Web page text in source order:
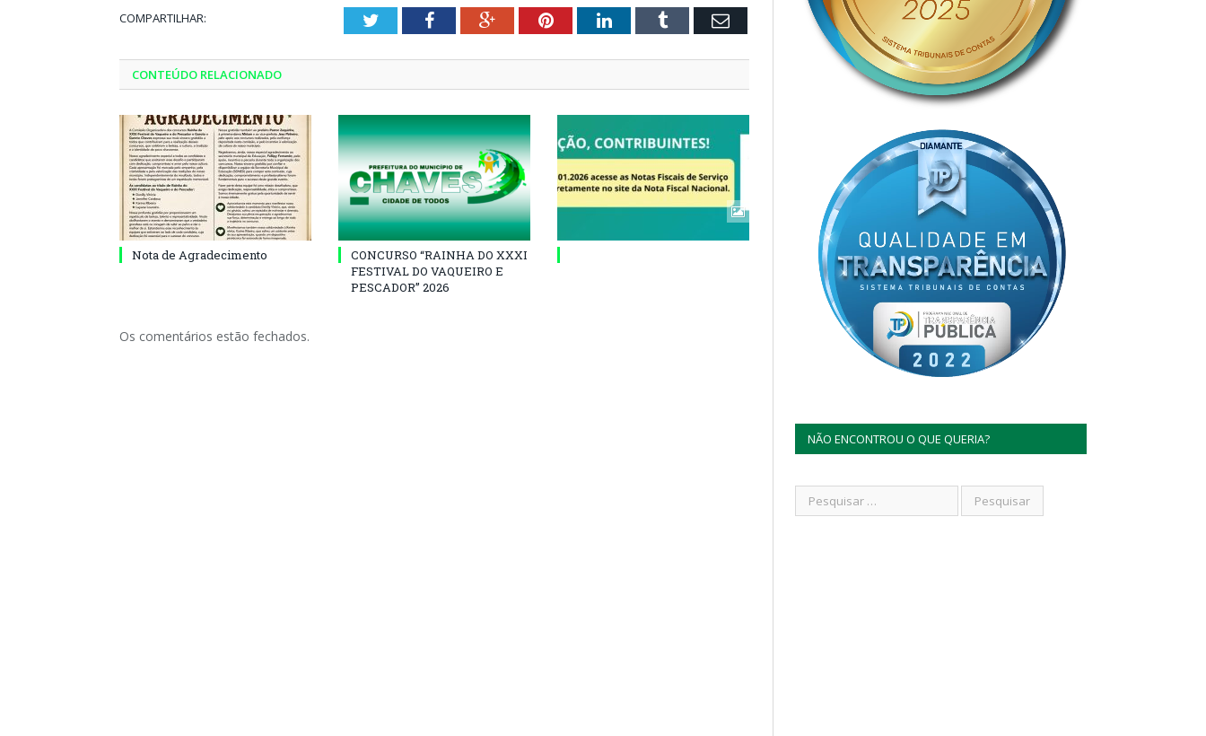
COMPARTILHAR: TwitterFacebookGoogle+PinterestLinkedInTumblr Email
CONTEÚDO RELACIONADO
Nota de Agradecimento
CONCURSO “RAINHA DO XXXI
FESTIVAL DO VAQUEIRO E
PESCADOR” 2026
Os comentários estão fechados.
NÃO ENCONTROU O QUE QUERIA?